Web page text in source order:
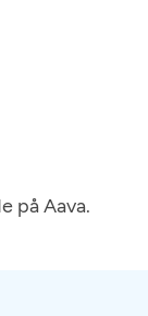
på Aava.